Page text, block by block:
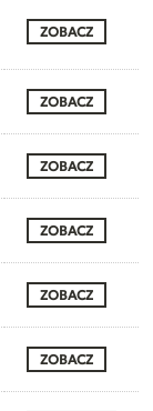
ZOBACZ
ZOBACZ
ZOBACZ
ZOBACZ
ZOBACZ
ZOBACZ